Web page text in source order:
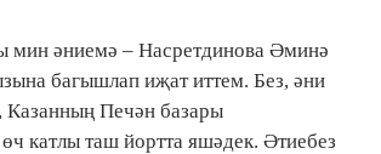
мин әниемә – Насретдинова Әминә
багышлап иҗат иттем. Без, әни
Казанның Печән базары
катлы таш йортта яшәдек. Әтиебез